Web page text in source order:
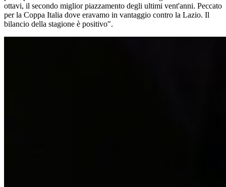
ottavi, il secondo miglior piazzamento degli ultimi vent'anni. Peccato
per la Coppa Italia dove eravamo in vantaggio contro la Lazio. Il
bilancio della stagione è positivo".